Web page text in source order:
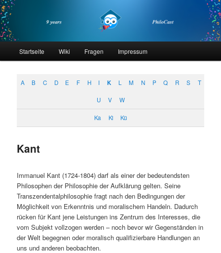
Zum
primären
Inhalt
springen
Zum
sekundären
Inhalt
springenphilocast
Startseite Wiki Fragen Impressum
A B C D E F H I K L M N P Q R S T
U V W
Ka Ki Kü
Kant
Immanuel Kant (1724-1804) darf als einer der bedeutendsten
Philosophen der Philosophie der Aufklärung gelten. Seine
Transzendentalphilosophie fragt nach den Bedingungen der
Möglichkeit von Erkenntnis und moralischem Handeln. Dadurch
rücken für Kant jene Leistungen ins Zentrum des Interesses, die
vom Subjekt vollzogen werden – noch bevor wir Gegenständen in
der Welt begegnen oder moralisch qualifizierbare Handlungen an
uns und anderen beobachten.